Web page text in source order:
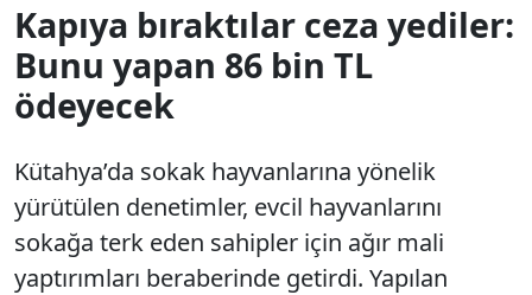
Kapıya bıraktılar ceza yediler:
Bunu yapan 86 bin TL
ödeyecek
Kütahya’da sokak hayvanlarına yönelik
yürütülen denetimler, evcil hayvanlarını
sokağa terk eden sahipler için ağır mali
yaptırımları beraberinde getirdi. Yapılan